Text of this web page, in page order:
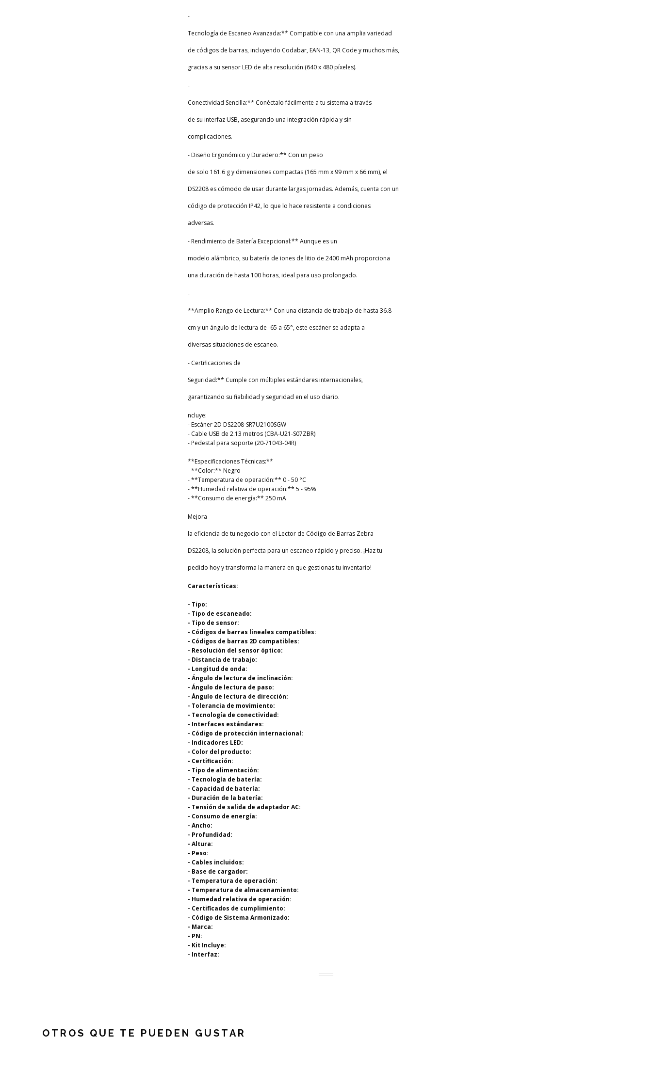
-
Tecnología de Escaneo Avanzada:** Compatible con una amplia variedad
de códigos de barras, incluyendo Codabar, EAN-13, QR Code y muchos más,
gracias a su sensor LED de alta resolución (640 x 480 píxeles).
-
Conectividad Sencilla:** Conéctalo fácilmente a tu sistema a través
de su interfaz USB, asegurando una integración rápida y sin
complicaciones.
- Diseño Ergonómico y Duradero:** Con un peso
de solo 161.6 g y dimensiones compactas (165 mm x 99 mm x 66 mm), el
DS2208 es cómodo de usar durante largas jornadas. Además, cuenta con un
código de protección IP42, lo que lo hace resistente a condiciones
adversas.
- Rendimiento de Batería Excepcional:** Aunque es un
modelo alámbrico, su batería de iones de litio de 2400 mAh proporciona
una duración de hasta 100 horas, ideal para uso prolongado.
-
**Amplio Rango de Lectura:** Con una distancia de trabajo de hasta 36.8
cm y un ángulo de lectura de -65 a 65°, este escáner se adapta a
diversas situaciones de escaneo.
- Certificaciones de
Seguridad:** Cumple con múltiples estándares internacionales,
garantizando su fiabilidad y seguridad en el uso diario.
ncluye:
- Escáner 2D DS2208-SR7U2100SGW
- Cable USB de 2.13 metros (CBA-U21-S07ZBR)
- Pedestal para soporte (20-71043-04R)
**Especificaciones Técnicas:**
- **Color:** Negro
- **Temperatura de operación:** 0 - 50 °C
- **Humedad relativa de operación:** 5 - 95%
- **Consumo de energía:** 250 mA
Mejora
la eficiencia de tu negocio con el Lector de Código de Barras Zebra
DS2208, la solución perfecta para un escaneo rápido y preciso. ¡Haz tu
pedido hoy y transforma la manera en que gestionas tu inventario!
Características:
- Tipo:
- Tipo de escaneado:
- Tipo de sensor:
- Códigos de barras lineales compatibles:
- Códigos de barras 2D compatibles:
- Resolución del sensor óptico:
- Distancia de trabajo:
- Longitud de onda:
- Ángulo de lectura de inclinación:
- Ángulo de lectura de paso:
- Ángulo de lectura de dirección:
- Tolerancia de movimiento:
- Tecnología de conectividad:
- Interfaces estándares:
- Código de protección internacional:
- Indicadores LED:
- Color del producto:
- Certificación:
- Tipo de alimentación:
- Tecnología de batería:
- Capacidad de batería:
- Duración de la batería:
- Tensión de salida de adaptador AC:
- Consumo de energía:
- Ancho:
- Profundidad:
- Altura:
- Peso:
- Cables incluidos:
- Base de cargador:
- Temperatura de operación:
- Temperatura de almacenamiento:
- Humedad relativa de operación:
- Certificados de cumplimiento:
- Código de Sistema Armonizado:
- Marca:
- PN:
- Kit Incluye:
- Interfaz:
OTROS QUE TE PUEDEN GUSTAR